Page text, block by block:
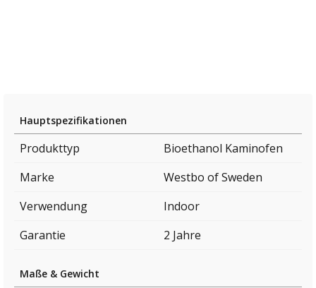
Hauptspezifikationen
Produkttyp
Bioethanol Kaminofen
Marke
Westbo of Sweden
Verwendung
Indoor
Garantie
2 Jahre
Maße & Gewicht